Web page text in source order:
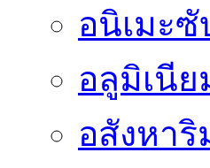
อนิเมะซั
อลูมิเนีย
อสังหา